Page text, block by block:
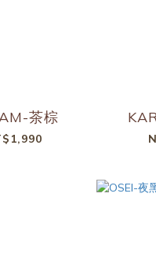
茶棕